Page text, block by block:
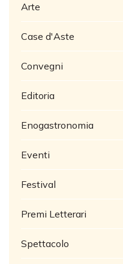
Arte
Case d'Aste
Convegni
Editoria
Enogastronomia
Eventi
Festival
Premi Letterari
Spettacolo